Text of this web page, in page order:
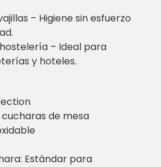
– Higiene sin esfuerzo
– Ideal para
y hoteles.
de mesa
Estándar para